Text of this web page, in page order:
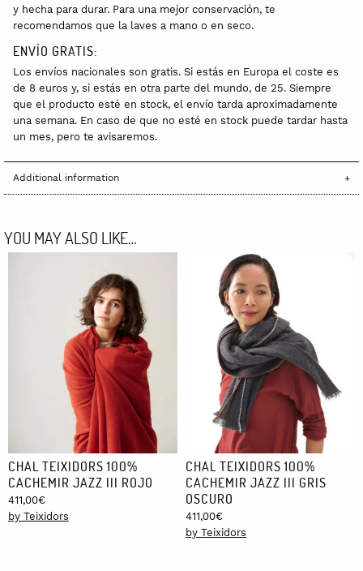
y hecha para durar. Para una mejor conservación, te
recomendamos que la laves a mano o en seco.
ENVÍO GRATIS:
Los envíos nacionales son gratis. Si estás en Europa el coste es
de 8 euros y, si estás en otra parte del mundo, de 25. Siempre
que el producto esté en stock, el envío tarda aproximadamente
una semana. En caso de que no esté en stock puede tardar hasta
un mes, pero te avisaremos.
Additional information
YOU MAY ALSO LIKE…
CHAL TEIXIDORS 100%
CACHEMIR JAZZ III ROJO
411,00€
by Teixidors
CHAL TEIXIDORS 100%
CACHEMIR JAZZ III GRIS
OSCURO
411,00€
by Teixidors